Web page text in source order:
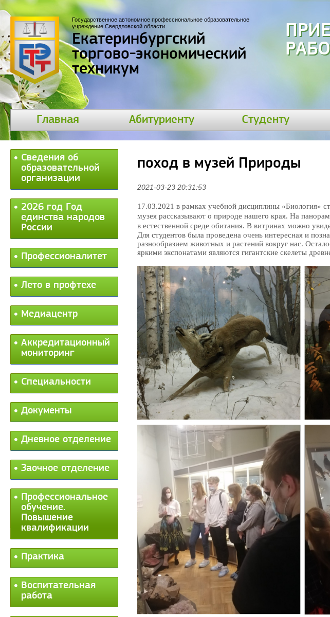
Государственное автономное профессиональное образовательное
учреждение Свердловской области
Екатеринбургский
торгово-экономический
техникум
Главная Абитуриенту Студенту
Сведения об
образовательной
организации
2026 год Год
единства народов
России
Профессионалитет
Лето в профтехе
Медиацентр
Аккредитационный
мониторинг
Специальности
Документы
Дневное отделение
Заочное отделение
Профессиональное
обучение.
Повышение
квалификации
Практика
Воспитательная
работа
поход в музей Природы
2021-03-23 20:31:53
17.03.2021 в рамках учебной дисциплины «Биология»
музея рассказывают о природе нашего края. На
в естественной среде обитания. В витринах можно
Для студентов была проведена очень интересная и
разнообразием животных и растений вокруг нас.
яркими экспонатами являются гигантские скелеты